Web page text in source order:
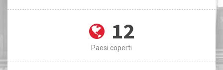
12
Paesi coperti